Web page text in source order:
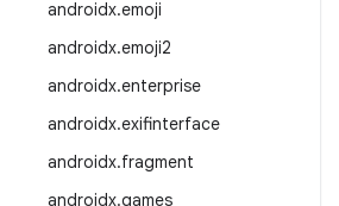
androidx.emoji
androidx.emoji2
androidx.enterprise
androidx.exifinterface
androidx.fragment
androidx.games